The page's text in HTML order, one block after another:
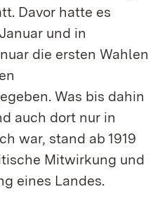
Davor hatte es
und in
die ersten Wahlen
Was bis dahin
auch dort nur in
war, stand ab 1919
Mitwirkung und
eines Landes.